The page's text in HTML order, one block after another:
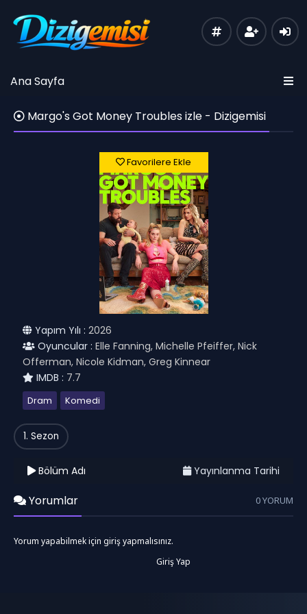
Ana Sayfa
Margo's Got Money Troubles izle - Dizigemisi
Favorilere Ekle
Yapım Yılı : 2026
Oyuncular : Elle Fanning, Michelle Pfeiffer, Nick
Offerman, Nicole Kidman, Greg Kinnear
IMDB : 7.7
Dram Komedi
1. Sezon
Bölüm Adı Yayınlanma Tarihi
Yorumlar 0 YORUM
Yorum yapabilmek için giriş yapmalısınız.
Giriş Yap